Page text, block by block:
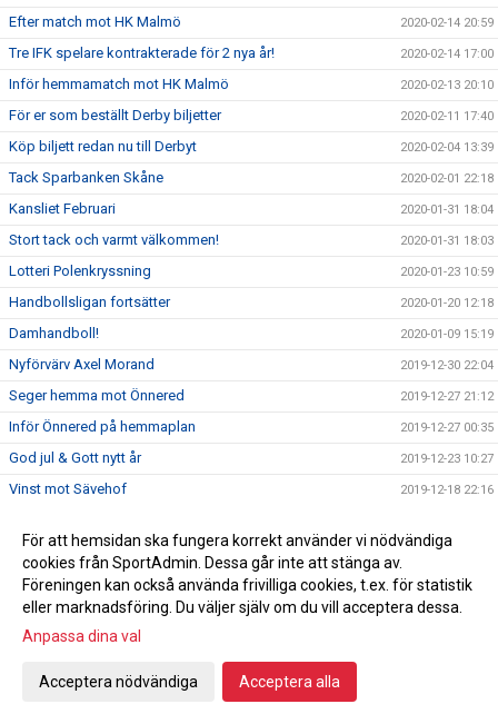
Efter match mot HK Malmö 2020-02-14 20:59
Tre IFK spelare kontrakterade för 2 nya år! 2020-02-14 17:00
Inför hemmamatch mot HK Malmö 2020-02-13 20:10
För er som beställt Derby biljetter 2020-02-11 17:40
Köp biljett redan nu till Derbyt 2020-02-04 13:39
Tack Sparbanken Skåne 2020-02-01 22:18
Kansliet Februari 2020-01-31 18:04
Stort tack och varmt välkommen! 2020-01-31 18:03
Lotteri Polenkryssning 2020-01-23 10:59
Handbollsligan fortsätter 2020-01-20 12:18
Damhandboll! 2020-01-09 15:19
Nyförvärv Axel Morand 2019-12-30 22:04
Seger hemma mot Önnered 2019-12-27 21:12
Inför Önnered på hemmaplan 2019-12-27 00:35
God jul & Gott nytt år 2019-12-23 10:27
Vinst mot Sävehof 2019-12-18 22:16
Vi söker ny kanslist 2019-12-16 23:50
En julhälsning från en utav våra sponsorer 2019-12-16 17:37
Vinst mot Önnered 2019-12-13 21:23
Inför bortamatch mot Önnereds HK
Förmån på hotellnätter
Intervju med Christoffer och Sibbe efter tung förlust
För att hemsidan ska fungera korrekt använder vi nödvändiga
cookies från SportAdmin. Dessa går inte att stänga av.
Föreningen kan också använda frivilliga cookies, t.ex. för statistik
eller marknadsföring. Du väljer själv om du vill acceptera dessa.
Anpassa dina val
Acceptera nödvändiga Acceptera alla